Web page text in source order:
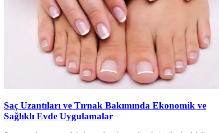
Saç Uzantıları ve Tırnak Bakımında Ekonomik ve
Sağlıklı Evde Uygulamalar